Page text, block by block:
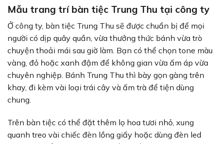
Mẫu trang trí bàn tiệc Trung Thu tại công ty
Ở công ty, bàn tiệc Trung Thu sẽ được chuẩn bị để mọi
người có dịp quây quần, vừa thưởng thức bánh vừa trò
chuyện thoải mái sau giờ làm. Bạn có thể chọn tone màu
vàng, đỏ hoặc xanh đậm để không gian vừa ấm áp vừa
chuyên nghiệp. Bánh Trung Thu thì bày gọn gàng trên
khay, đi kèm vài loại trái cây và ấm trà để tiện dùng
chung.
Trên bàn tiệc có thể đặt thêm lọ hoa tươi nhỏ, xung
quanh treo vài chiếc đèn lồng giấy hoặc dùng đèn led